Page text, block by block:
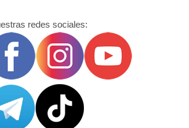
redes sociales: